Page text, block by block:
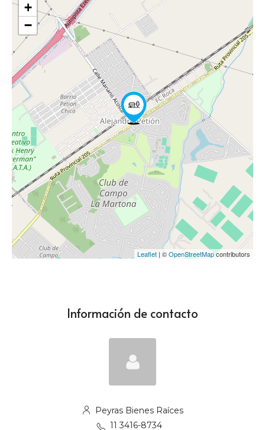
+
−
Leaflet | ©OpenStreetMapcontributors
Información de contacto
Peyras Bienes Raíces
11 3416-8734